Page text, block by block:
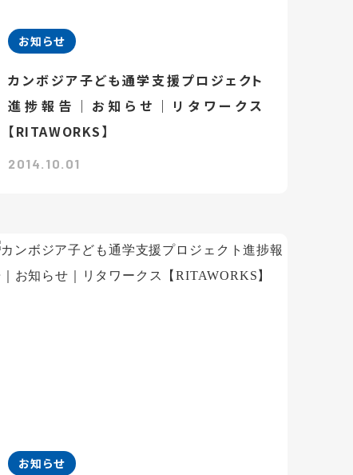
お知らせ
カンボジア子ども通学支援プロジェクト
進捗報告｜お知らせ｜リタワークス
【RITAWORKS】
2014.10.01
お知らせ